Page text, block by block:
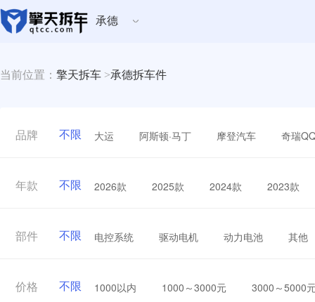
承德
当前位置： 擎天拆车 >承德拆车件
品牌 不限 大运 阿斯顿·马丁 摩登汽车 奇瑞
年款 不限 2026款 2025款 2024款 2023款
部件 不限 电控系统 驱动电机 动力电池 其他
价格 不限 1000以内 1000～3000元 3000～5000